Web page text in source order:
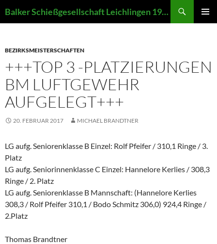
Inhalt
Balker Schießgesellschaft Leichlingen 1907 e.V.
BEZIRKSMEISTERSCHAFTEN
+++TOP 3 -PLATZIERUNGEN
BM LUFTGEWEHR
AUFGELEGT+++
20. FEBRUAR 2017 MICHAEL BRANDTNER
LG aufg. Seniorenklasse B Einzel: Rolf Pfeifer / 310,1 Ringe / 3.
Platz
LG aufg. Seniorinnenklasse C Einzel: Hannelore Kerlies / 308,3
Ringe / 2. Platz
LG aufg. Seniorenklasse B Mannschaft: (Hannelore Kerlies
308,3 / Rolf Pfeifer 310,1 / Bodo Schmitz 306,0) 924,4 Ringe /
2.Platz
Thomas Brandtner